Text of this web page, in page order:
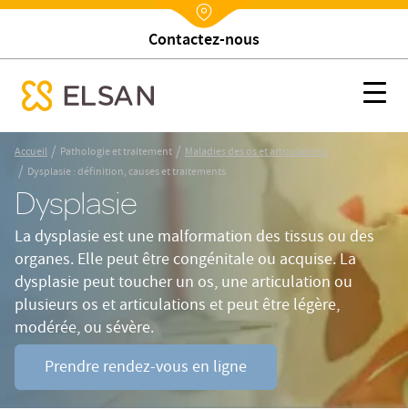
Nx:Aller
contenu
principal
Nx:Annuaire
Trouver un établissement
Dysplasie : définition, causes et traitements
menu mobile
Accueil / Pathologie et traitement / Maladies des os et articulations
/ Dysplasie : définition, causes et traitements
Dysplasie
La dysplasie est une malformation des tissus ou des
organes. Elle peut être congénitale ou acquise. La
dysplasie peut toucher un os, une articulation ou
plusieurs os et articulations et peut être légère,
modérée, ou sévère.
Prendre rendez-vous en ligne